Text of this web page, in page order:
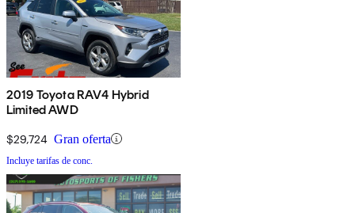
2019 Toyota RAV4 Hybrid
Limited AWD
$29,724 Gran oferta
Incluye tarifas de conc.